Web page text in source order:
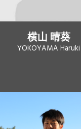
横山 晴葵
YOKOYAMA Haruki